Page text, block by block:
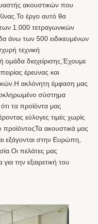
ακουστικών που
έργο αυτό θα
1.000 τετραγωνικών
άνω των 500 ειδικευμένων
τεχνική
ομάδα διαχείρισης,Έχουμε
έρευνας και
ακλόνητη έμφαση μας
σύστημα
τα προϊόντα μας
εύλογες τιμές χωρίς
προϊόντοςΤα ακουστικά μας
εξάγονται στην Ευρώπη,
πελάτες μας
την εξαιρετική του